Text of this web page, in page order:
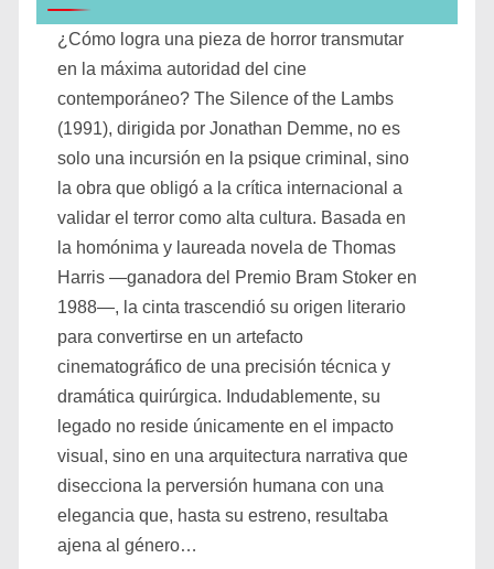
¿Cómo logra una pieza de horror transmutar
en la máxima autoridad del cine
contemporáneo? The Silence of the Lambs
(1991), dirigida por Jonathan Demme, no es
solo una incursión en la psique criminal, sino
la obra que obligó a la crítica internacional a
validar el terror como alta cultura. Basada en
la homónima y laureada novela de Thomas
Harris —ganadora del Premio Bram Stoker en
1988—, la cinta trascendió su origen literario
para convertirse en un artefacto
cinematográfico de una precisión técnica y
dramática quirúrgica. Indudablemente, su
legado no reside únicamente en el impacto
visual, sino en una arquitectura narrativa que
disecciona la perversión humana con una
elegancia que, hasta su estreno, resultaba
ajena al género…